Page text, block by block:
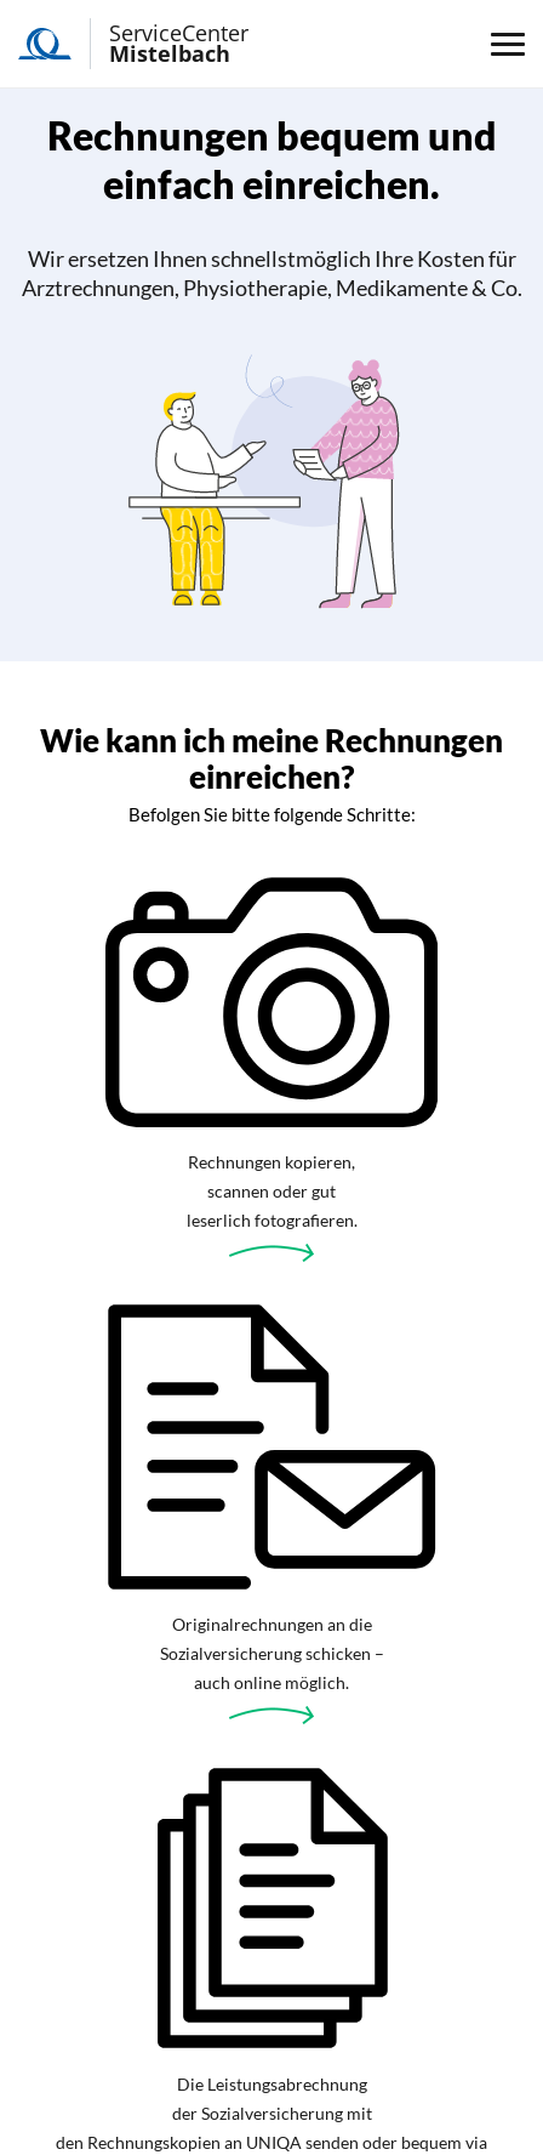
ServiceCenter
Mistelbach
Rechnungen bequem und
einfach einreichen.
Wir ersetzen Ihnen schnellstmöglich Ihre Kosten für
Arztrechnungen, Physiotherapie, Medikamente & Co.
Wie kann ich meine Rechnungen
einreichen?
Befolgen Sie bitte folgende Schritte:
Rechnungen kopieren,
scannen oder gut
leserlich fotografieren.
Originalrechnungen an die
Sozialversicherung schicken –
auch online möglich.
Die Leistungsabrechnung
der Sozialversicherung mit
den Rechnungskopien an UNIQA senden oder bequem via